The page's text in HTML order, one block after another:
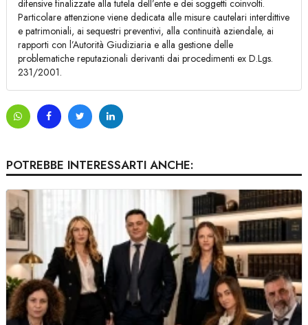
difensive finalizzate alla tutela dell’ente e dei soggetti coinvolti.
Particolare attenzione viene dedicata alle misure cautelari interdittive
e patrimoniali, ai sequestri preventivi, alla continuità aziendale, ai
rapporti con l’Autorità Giudiziaria e alla gestione delle
problematiche reputazionali derivanti dai procedimenti ex D.Lgs.
231/2001.
POTREBBE INTERESSARTI ANCHE: